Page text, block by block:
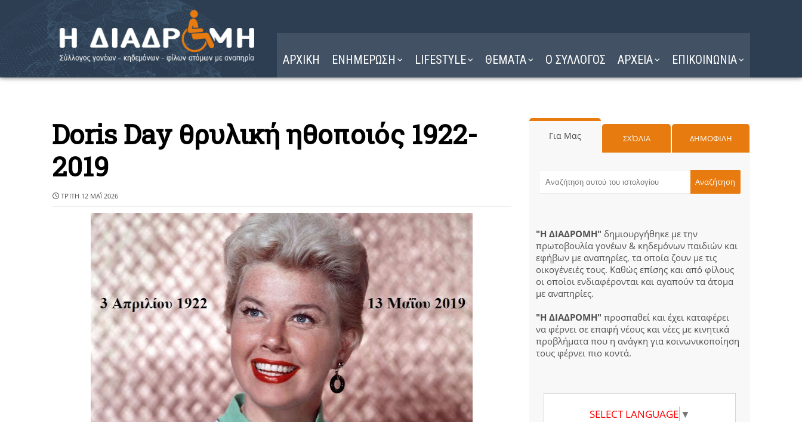
ΑΡΧΙΚΗ ΕΝΗΜΕΡΩΣΗ LIFESTYLE ΘΕΜΑΤΑ Ο ΣΥΛΛΟΓΟΣ ΑΡΧΕΙΑ ΕΠΙΚΟΙΝΩΝΙΑ
Doris Day θρυλική ηθοποιός 1922-
2019
ΤΡΊΤΗ 12 ΜΑΪ́ 2026
Για Μας ΣΧΌΛΙΑ ΔΗΜΟΦΙΛΗ
"Η ΔΙΑΔΡΟΜΗ" δημιουργήθηκε με την
πρωτοβουλία γονέων & κηδεμόνων παιδιών και
εφήβων με αναπηρίες, τα οποία ζουν με τις
οικογένειές τους. Καθώς επίσης και από φίλους
οι οποίοι ενδιαφέρονται και αγαπούν τα άτομα
με αναπηρίες.
"Η ΔΙΑΔΡΟΜΗ" προσπαθεί και έχει καταφέρει
να φέρνει σε επαφή νέους και νέες με κινητικά
προβλήματα που η ανάγκη για κοινωνικοποίηση
τους φέρνει πιο κοντά.
SELECT LANGUAGE ▼